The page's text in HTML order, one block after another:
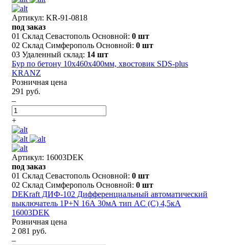
Артикул: KR-91-0818
под заказ
01 Склад Севастополь Основной: 0 шт
02 Склад Симферополь Основной: 0 шт
03 Удаленный склад: 14 шт
Бур по бетону 10x460x400мм, хвостовик SDS-plus
KRANZ
Розничная цена
291 руб.
–
+
Артикул: 16003DEK
под заказ
01 Склад Севастополь Основной: 0 шт
02 Склад Симферополь Основной: 0 шт
DEKraft ДИФ-102 Дифференциальный автоматический
выключатель 1Р+N 16А 30мА тип AC (С) 4,5кА
16003DEK
Розничная цена
2 081 руб.
–